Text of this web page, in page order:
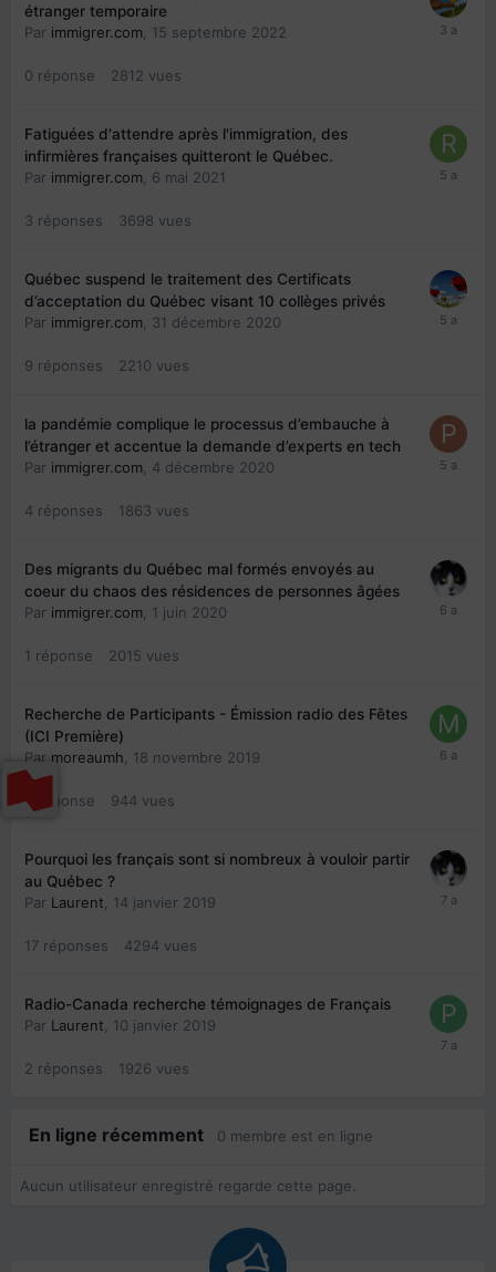
étranger temporaire
Par immigrer.com 15 septembre 2022
0 réponse 2812 vues
Fatiguées d'attendre après l'immigration, des
infirmières françaises quitteront le Québec.
Par immigrer.com 6 mai 2021
3 réponses 3698 vues
Québec suspend le traitement des Certificats
d’acceptation du Québec visant 10 collèges privés
Par immigrer.com 31 décembre 2020
9 réponses 2210 vues
la pandémie complique le processus d’embauche à
l’étranger et accentue la demande d’experts en tech
Par immigrer.com 4 décembre 2020
4 réponses 1863 vues
Des migrants du Québec mal formés envoyés au
coeur du chaos des résidences de personnes âgées
Par immigrer.com 1 juin 2020
1 réponse 2015 vues
Recherche de Participants - Émission radio des Fêtes
(ICI Première)
Par moreaumh 18 novembre 2019
0 réponse 944 vues
Pourquoi les français sont si nombreux à vouloir partir
au Québec ?
Par Laurent 14 janvier 2019
17 réponses 4294 vues
Radio-Canada recherche témoignages de Français
Par Laurent 10 janvier 2019
2 réponses 1926 vues
En ligne récemment 0 membre est en ligne
Aucun utilisateur enregistré regarde cette page.